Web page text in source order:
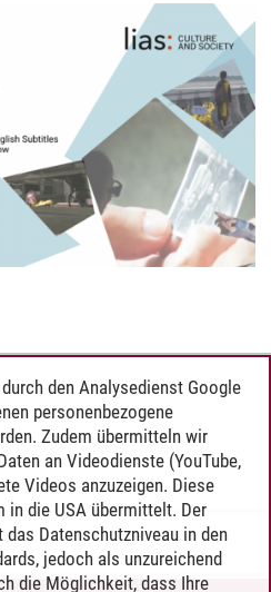
den Analysedienst Google
personenbezogene
Zudem übermitteln wir
an Videodienste (YouTube,
Videos anzuzeigen. Diese
in die USA übermittelt. Der
Datenschutzniveau in den
jedoch als unzureichend
die Möglichkeit, dass Ihre